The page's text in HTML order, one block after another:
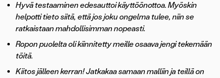
Hyvä testaaminen edesauttoi käyttöönottoa. Myöskin
helpotti tieto siitä, että jos joku ongelma tulee, niin se
ratkaistaan mahdollisimman nopeasti.
Ropon puolelta oli kiinnitetty meille osaava jengi tekemään
töitä.
Kiitos jälleen kerran! Jatkakaa samaan malliin ja teillä on